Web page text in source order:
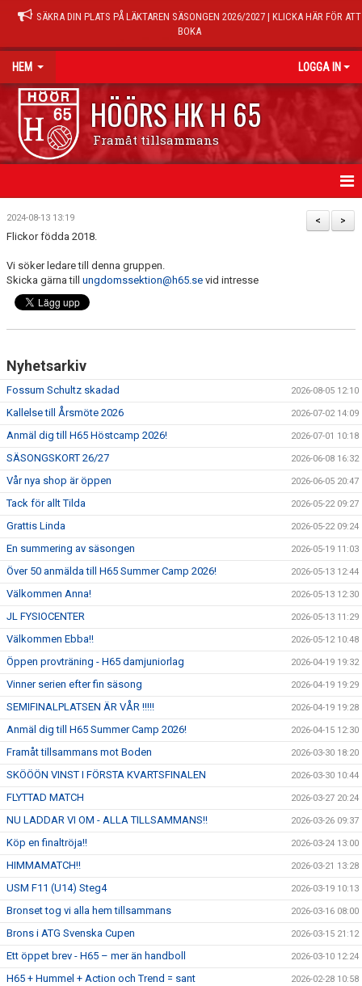
SÄKRA DIN PLATS PÅ LÄKTAREN SÄSONGEN 2026/2027 | KLICKA HÄR FÖR ATT
BOKA
HEM LOGGA IN
HÖÖRS HK H 65
Framåt tillsammans
HEM
KALENDER
MEDLEMSAVGIFTER 2026/2027
HANDBOLLSAKADEMIN
IDROTTSFÖRSÄKRINGAR
>
<
2024-08-13 13:19
Flickor födda 2018.
Vi söker ledare till denna gruppen.
Skicka gärna till ungdomssektion@h65.se vid intresse
Nyhetsarkiv
Fossum Schultz skadad 2026-08-05 12:10
Kallelse till Årsmöte 2026 2026-07-02 14:09
Anmäl dig till H65 Höstcamp 2026! 2026-07-01 10:18
SÄSONGSKORT 26/27 2026-06-08 16:32
Vår nya shop är öppen 2026-06-05 20:47
Tack för allt Tilda 2026-05-22 09:27
Grattis Linda 2026-05-22 09:24
En summering av säsongen 2026-05-19 11:03
Över 50 anmälda till H65 Summer Camp 2026! 2026-05-13 12:44
Välkommen Anna! 2026-05-13 12:30
JL FYSIOCENTER 2026-05-13 11:29
Välkommen Ebba!! 2026-05-12 10:48
Öppen provträning - H65 damjuniorlag 2026-04-19 19:32
Vinner serien efter fin säsong 2026-04-19 19:29
SEMIFINALPLATSEN ÄR VÅR !!!!! 2026-04-19 19:28
Anmäl dig till H65 Summer Camp 2026! 2026-04-15 12:30
Framåt tillsammans mot Boden 2026-03-30 18:20
SKÖÖÖN VINST I FÖRSTA KVARTSFINALEN 2026-03-30 10:44
FLYTTAD MATCH 2026-03-27 20:24
NU LADDAR VI OM - ALLA TILLSAMMANS!! 2026-03-26 09:37
Köp en finaltröja!! 2026-03-24 13:00
HIMMAMATCH!! 2026-03-21 13:28
USM F11 (U14) Steg4 2026-03-19 10:13
Bronset tog vi alla hem tillsammans 2026-03-16 08:00
Brons i ATG Svenska Cupen 2026-03-15 21:12
Ett öppet brev - H65 – mer än handboll 2026-03-10 12:24
H65 + Hummel + Action och Trend = sant 2026-02-28 10:58